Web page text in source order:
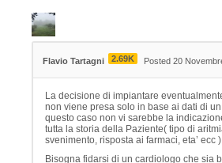
Flavio Tartagni 2.69K Posted 20
La decisione di impiantare
non viene presa solo in base ai dati di
questo caso non vi sarebbe la
tutta la storia della Paziente( tipo di
svenimento, risposta ai farmaci, eta’ ecc ).
Bisogna fidarsi di un cardiologo che sia